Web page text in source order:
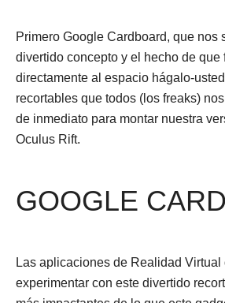
Primero Google Cardboard, que nos
divertido concepto y el hecho de que
directamente al espacio hágalo-
recortables que todos (los freaks)
de inmediato para montar nuestra
Oculus Rift.
GOOGLE
Las aplicaciones de Realidad Virtual
experimentar con este divertido